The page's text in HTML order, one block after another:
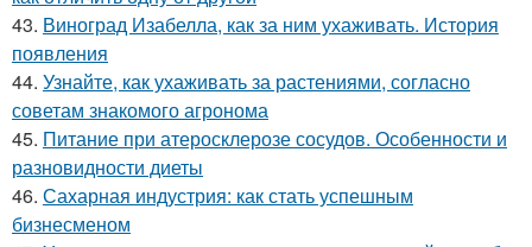
43. Виноград Изабелла, как за ним ухаживать. История
появления
44. Узнайте, как ухаживать за растениями, согласно
советам знакомого агронома
45. Питание при атеросклерозе сосудов. Особенности и
разновидности диеты
46. Сахарная индустрия: как стать успешным
бизнесменом